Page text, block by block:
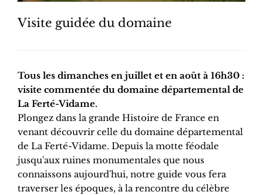
Visite guidée du domaine
Tous les dimanches en juillet et en août à 16h30 :
visite commentée du domaine départemental de
La Ferté-Vidame.
Plongez dans la grande Histoire de France en
venant découvrir celle du domaine départemental
de La Ferté-Vidame. Depuis la motte féodale
jusqu'aux ruines monumentales que nous
connaissons aujourd'hui, notre guide vous fera
traverser les époques, à la rencontre du célèbre